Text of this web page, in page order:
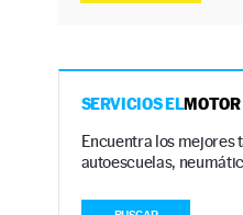
SERVICIOS ELMOTOR
Encuentra los mejores
autoescuelas,